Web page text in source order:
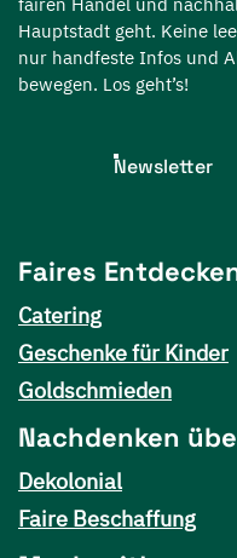
Hauptstadt geht. Keine
nur handfeste Infos und
bewegen. Los geht’s!
Newsletter
Faires
Catering
Geschenke für Kinder
Goldschmieden
Nachdenken
Dekolonial
Faire Beschaffung